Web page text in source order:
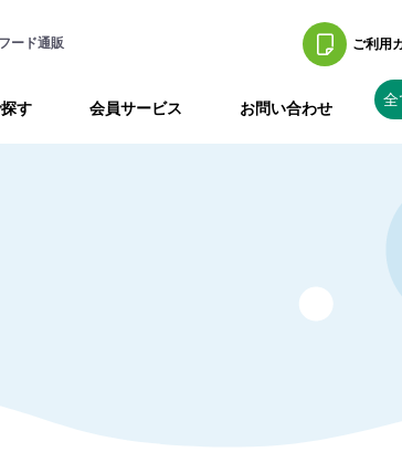
ード通販
ご利用
す 会員サービス お問い合わせ